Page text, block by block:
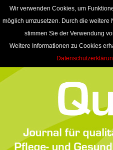
Wir verwenden Cookies, um
möglich umzusetzen. Durch die weitere
stimmen Sie der Verwendung
Weitere Informationen zu Cookies